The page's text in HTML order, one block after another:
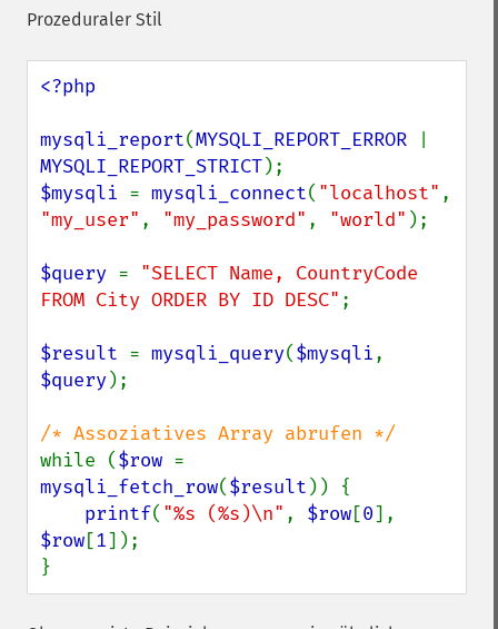
Prozeduraler Stil
<?php
mysqli_report(MYSQLI_REPORT_ERROR
MYSQLI_REPORT_STRICT
$mysqli = mysqli_connect( "localhost"
"my_user" , "my_password" , "world" );
$query = "SELECT Name, CountryCode
FROM City ORDER BY ID DESC" ;
$result = mysqli_query($mysqli
$query);
while ($row
mysqli_fetch_row($result )) {
printf( "%s (%s)\n" , $row[0
$row[1]);
}